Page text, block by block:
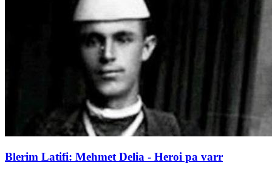
Blerim Latifi: Mehmet Delia - Heroi pa varr